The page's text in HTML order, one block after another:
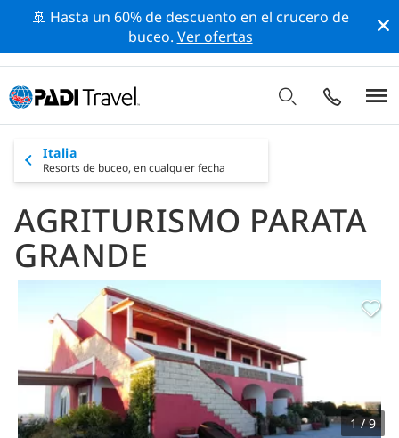
🚢 Hasta un 60% de descuento en el crucero de
buceo. Ver ofertas
Italia
Resorts de buceo, en cualquier fecha
AGRITURISMO PARATA
GRANDE
1 / 9